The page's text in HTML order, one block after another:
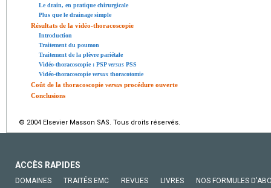
Le drain, en pratique chirurgicale
Plus que le drainage simple
Résultats de la vidéo-thoracoscopie
Introduction
Traitement du poumon
Traitement de la plèvre pariétale
Vidéo-thoracoscopie : PSPversus PSS
Vidéo-thoracoscopieversus thoracotomie
Coût de la thoracoscopie versus procédure ouverte
Conclusions
© 2004 Elsevier Masson SAS. Tous droits réservés.
ACCÈS RAPIDES
DOMAINES TRAITÉS EMC REVUES LIVRES NOS FORMULES